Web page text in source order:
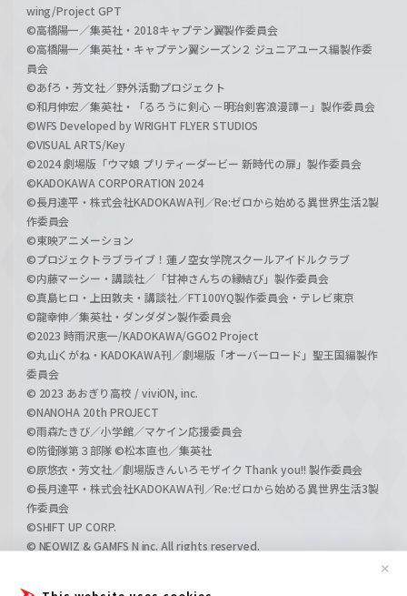
✕
wing/Project GPT
©高橋陽一／集英社・2018キャプテン翼製作委員会
©高橋陽一／集英社・キャプテン翼シーズン２ ジュニアユース編製作委
員会
©あfろ・芳文社／野外活動プロジェクト
©和月伸宏／集英社・「るろうに剣心 －明治剣客浪漫譚－」製作委員会
©WFS Developed by WRIGHT FLYER STUDIOS
©VISUAL ARTS/Key
©2024 劇場版「ウマ娘 プリティーダービー 新時代の扉」製作委員会
©KADOKAWA CORPORATION 2024
©長月達平・株式会社KADOKAWA刊／Re:ゼロから始める異世界生活2製
作委員会
©東映アニメーション
©プロジェクトラブライブ！蓮ノ空女学院スクールアイドルクラブ
©内藤マーシー・講談社／「甘神さんちの縁結び」製作委員会
©真島ヒロ・上田敦夫・講談社／FT100YQ製作委員会・テレビ東京
©龍幸伸／集英社・ダンダダン製作委員会
©2023 時雨沢恵一/KADOKAWA/GGO2 Project
©丸山くがね・KADOKAWA刊／劇場版「オーバーロード」聖王国編製作
委員会
© 2023 あおぎり高校 / viviON, inc.
©NANOHA 20th PROJECT
©雨森たきび／小学館／マケイン応援委員会
©防衛隊第３部隊 ©松本直也／集英社
©原悠衣・芳文社／劇場版きんいろモザイク Thank you!! 製作委員会
©長月達平・株式会社KADOKAWA刊／Re:ゼロから始める異世界生活3製
作委員会
©SHIFT UP CORP.
© NEOWIZ & GAMFS N inc. All rights reserved.